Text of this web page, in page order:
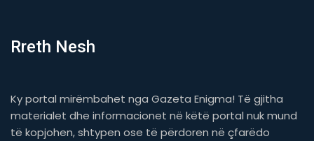
Rreth Nesh
Ky portal mirëmbahet nga Gazeta Enigma! Të gjitha
materialet dhe informacionet në këtë portal nuk mund
të kopjohen, shtypen ose të përdoren në çfarëdo